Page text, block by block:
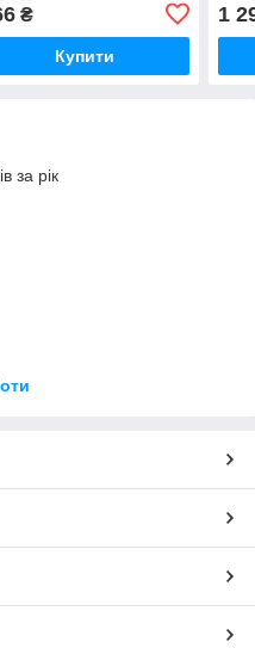
₴
Купити
1
за рік